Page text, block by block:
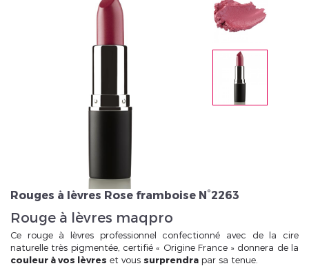
Veuillez réinitialiser votre mot de passe
Rouges à lèvres Rose framboise N°2263
Rouge à lèvres maqpro
Ce rouge à lèvres professionnel confectionné avec de la cire
naturelle très pigmentée, certifié « Origine France » donnera de la
couleur à vos lèvres et vous surprendra par sa tenue.